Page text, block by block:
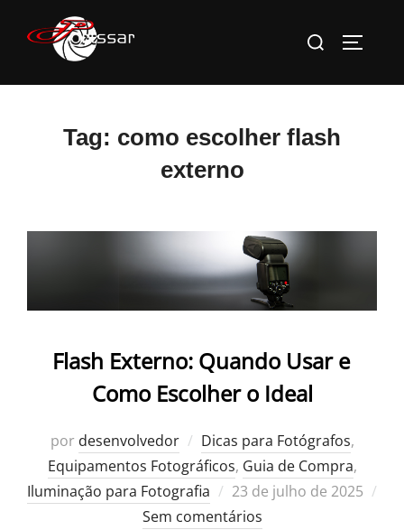
para
conteúdo
Pesquisar
Tag: como escolher flash
externo
Flash Externo: Quando Usar e
Como Escolher o Ideal
por desenvolvedor Dicas para Fotógrafos,
Equipamentos Fotográficos, Guia de Compra,
Iluminação para Fotografia
Postado
em
23 de julho de 2025
Sem comentários